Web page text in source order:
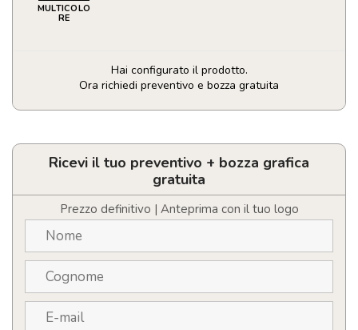
MULTICOLO
RE
Hai configurato il prodotto.
Ora richiedi preventivo e bozza gratuita
Set
bicicletta
quantitàRicevi il tuo preventivo + bozza grafica
gratuita
Prezzo definitivo | Anteprima con il tuo logo